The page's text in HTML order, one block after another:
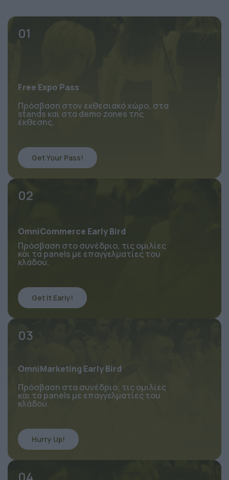
Free Expo Pass
Πρόσβαση στον εκθεσιακό χώρο, στα
stands και στα demo zones της
Get Your Pass!
OmniCommerce Early Bird
Πρόσβαση στο συνέδριο, τις ομιλίες
και τα panels με επαγγελματίες του
Get It Early!
OmniMarketing Early Bird
Πρόσβαση στα συνέδριο, τις ομιλίες
και τα panels με επαγγελματίες του
Hurry Up!